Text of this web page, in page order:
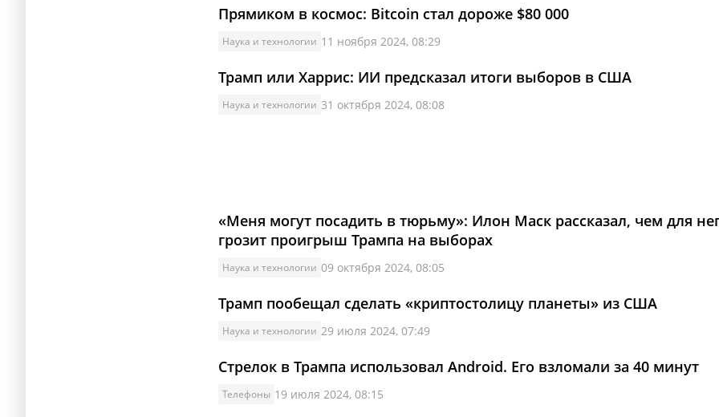
Прямиком в космос: Bitcoin стал дороже $80 000
Наука и технологии 11 ноября 2024, 08:29
Трамп или Харрис: ИИ предсказал итоги выборов в США
Наука и технологии 31 октября 2024, 08:08
«Меня могут посадить в тюрьму»: Илон Маск рассказал, чем для
грозит проигрыш Трампа на выборах
Наука и технологии 09 октября 2024, 08:05
Трамп пообещал сделать «криптостолицу планеты» из США
Наука и технологии 29 июля 2024, 07:49
Стрелок в Трампа использовал Android. Его взломали за 40 минут
Телефоны 19 июля 2024, 08:15